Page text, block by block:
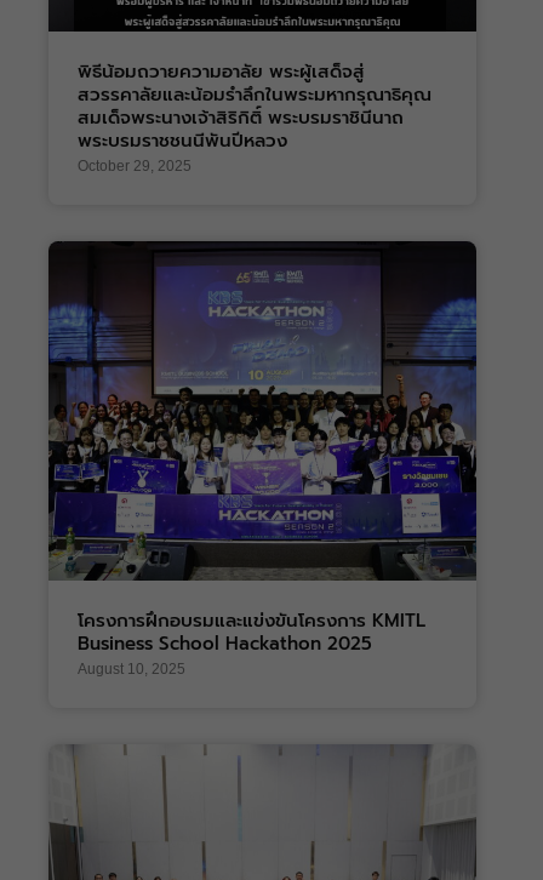
พิธีน้อมถวายความอาลัย พระผู้เสด็จสู่
สวรรคาลัยและน้อมรำลึกในพระมหากรุณาธิคุณ
สมเด็จพระนางเจ้าสิริกิติ์ พระบรมราชินีนาถ
พระบรมราชชนนีพันปีหลวง
October 29, 2025
โครงการฝึกอบรมและแข่งขันโครงการ KMITL
Business School Hackathon 2025
August 10, 2025